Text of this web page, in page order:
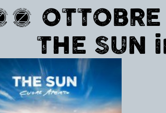
THE SUN